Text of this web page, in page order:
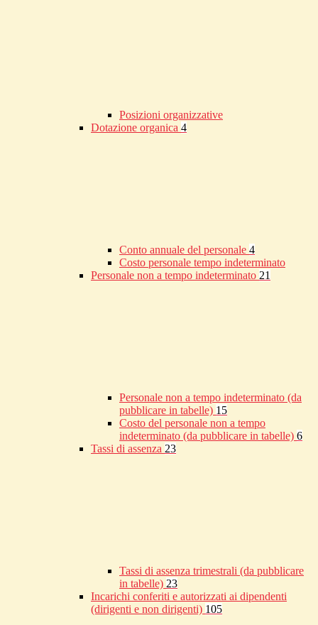
Posizioni organizzative
Dotazione organica 4
Conto annuale del personale 4
Costo personale tempo indeterminato
Personale non a tempo indeterminato 21
Personale non a tempo indeterminato (da
pubblicare in tabelle) 15
Costo del personale non a tempo
indeterminato (da pubblicare in tabelle) 6
Tassi di assenza 23
Tassi di assenza trimestrali (da pubblicare
in tabelle) 23
Incarichi conferiti e autorizzati ai dipendenti
(dirigenti e non dirigenti) 105